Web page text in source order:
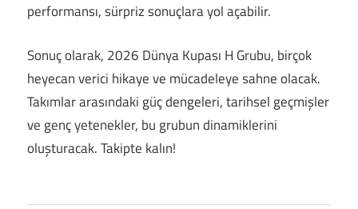
performansı, sürpriz sonuçlara yol açabilir.
Sonuç olarak, 2026 Dünya Kupası H Grubu, birçok
heyecan verici hikaye ve mücadeleye sahne olacak.
Takımlar arasındaki güç dengeleri, tarihsel geçmişler
ve genç yetenekler, bu grubun dinamiklerini
oluşturacak. Takipte kalın!